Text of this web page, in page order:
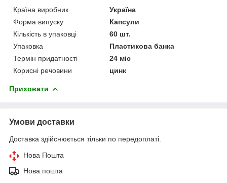
Країна виробник
Україна
Форма випуску
Капсули
Кількість в упаковці
60 шт.
Упаковка
Пластикова банка
Термін придатності
24 міс
Корисні речовини
цинк
Приховати
Умови доставки
Доставка здійснюється тільки по передоплаті.
Нова Пошта
Нова пошта